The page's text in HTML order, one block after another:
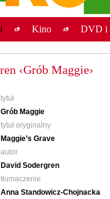
Kino DVD i
‹Grób Maggie›
tytuł
Grób Maggie
tytuł oryginalny
Maggie’s Grave
autor
David Sodergren
tłumaczenie
Anna Standowicz-Chojnacka